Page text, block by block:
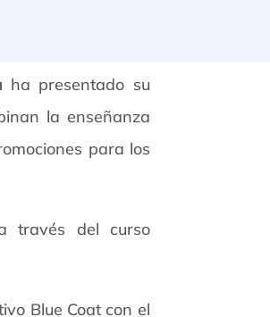
ha presentado su
la enseñanza
para los
través del curso
Blue Coat con el